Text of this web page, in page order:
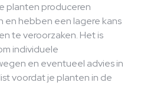
planten produceren
en hebben een lagere kans
te veroorzaken. Het is
individuele
en eventueel advies in
voordat je planten in de